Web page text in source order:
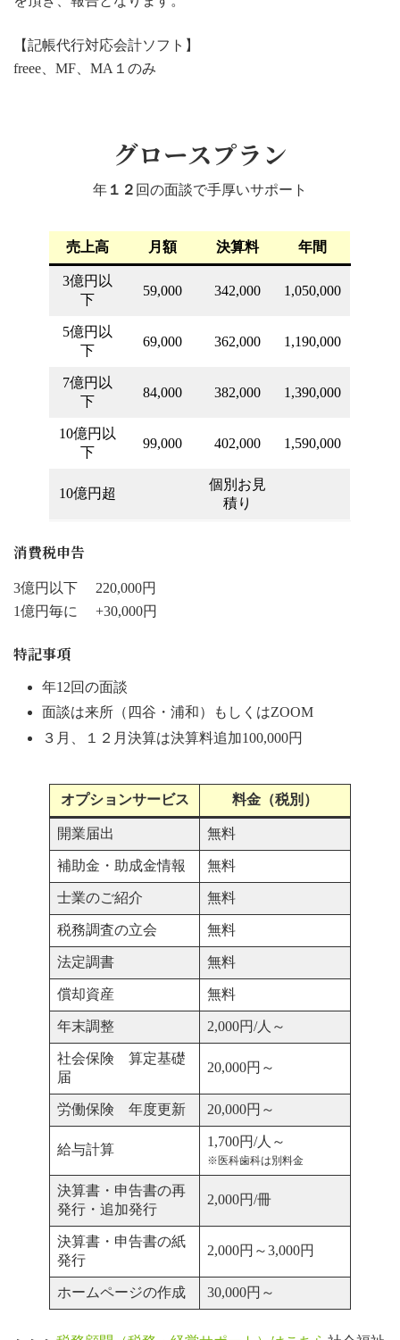
【記帳代行対応会計ソフト】
freee、MF、MA１のみ
グロースプラン
年 １２ 回の面談で手厚いサポート
売上高 月額 決算料 年間
3億円以
下
59,000 342,000 1,050,000
5億円以
下
69,000 362,000 1,190,000
7億円以
下
84,000 382,000 1,390,000
10億円以
下
99,000 402,000 1,590,000
10億円超
個別お見
積り
消費税申告
3億円以下 220,000円
1億円毎に +30,000円
特記事項
年12回の面談
面談は来所（四谷・浦和）もしくはZOOM
３月、１２月決算は決算料追加100,000円
オプションサービス 料金（税別）
開業届出 無料
補助金・助成金情報 無料
士業のご紹介 無料
税務調査の立会 無料
法定調書 無料
償却資産 無料
年末調整 2,000円/人～
社会保険 算定基礎
届
20,000円～
労働保険 年度更新 20,000円～
給与計算
1,700円/人～
※医科歯科は別料金
決算書・申告書の再
発行・追加発行
2,000円/冊
決算書・申告書の紙
発行
2,000円～3,000円
ホームページの作成 30,000円～